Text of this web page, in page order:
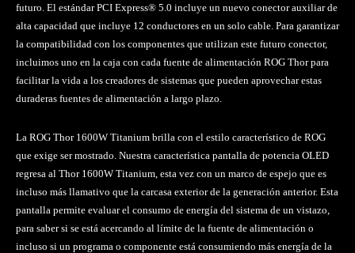
futuro. El estándar PCI Express® 5.0 incluye un nuevo conector auxiliar de
alta capacidad que incluye 12 conductores en un solo cable. Para garantizar
la compatibilidad con los componentes que utilizan este futuro conector,
incluimos uno en la caja con cada fuente de alimentación ROG Thor para
facilitar la vida a los creadores de sistemas que pueden aprovechar estas
duraderas fuentes de alimentación a largo plazo.
La ROG Thor 1600W Titanium brilla con el estilo característico de ROG
que exige ser mostrado. Nuestra característica pantalla de potencia OLED
regresa al Thor 1600W Titanium, esta vez con un marco de espejo que es
incluso más llamativo que la carcasa exterior de la generación anterior. Esta
pantalla permite evaluar el consumo de energía del sistema de un vistazo,
para saber si se está acercando al límite de la fuente de alimentación o
incluso si un programa o componente está consumiendo más energía de la